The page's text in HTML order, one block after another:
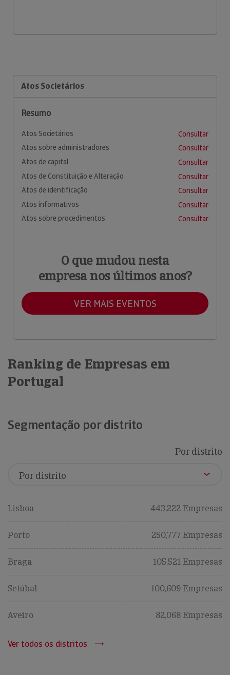
Atos Societários
Resumo
Atos Societários
Consultar
Atos sobre administradores
Consultar
Atos de capital
Consultar
Atos de Constituição e Alteração
Consultar
Atos de identificação
Consultar
Atos informativos
Consultar
Atos sobre procedimentos
Consultar
O que mudou nesta
empresa nos últimos anos?
VER MAIS EVENTOS
Ranking de Empresas em
Portugal
Segmentação por distrito
Por distrito
Lisboa 443,222 Empresas
Porto 250,777 Empresas
Braga 105,521 Empresas
Setúbal 100,609 Empresas
Aveiro 82,068 Empresas
Ver todos os distritos